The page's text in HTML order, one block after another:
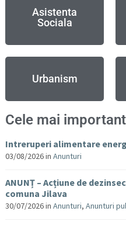
Asistenta
Sociala
Urbanism
Cele mai
Intreruperi alimentare
03/08/2026inAnunturi
ANUNȚ – Acțiune de
comuna Jilava
30/07/2026inAnunturi,Anunturi